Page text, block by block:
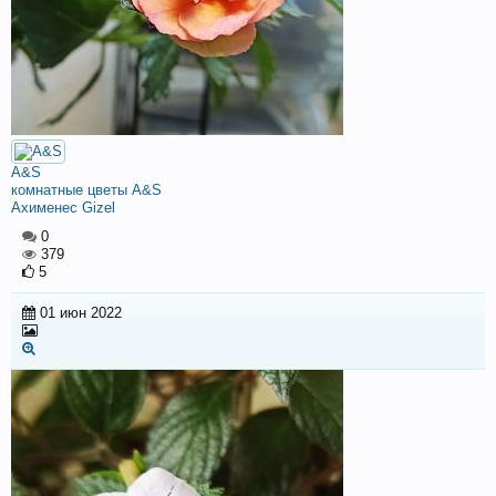
A&S
комнатные цветы A&S
Ахименес Gizel
0
379
5
01 июн 2022